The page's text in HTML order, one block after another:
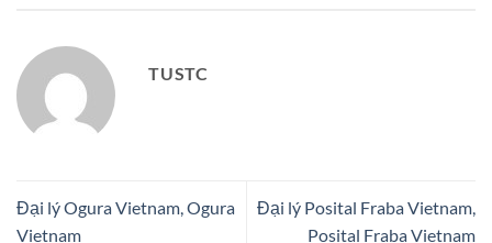
TUSTC
Đại lý Ogura Vietnam, Ogura
Vietnam
Đại lý Posital Fraba Vietnam,
Posital Fraba Vietnam